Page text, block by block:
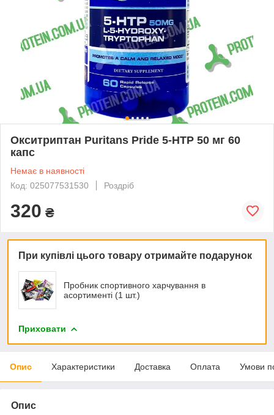
Окситриптан Puritans Pride 5-HTP 50 мг 60
капс
Немає в наявності
Код: 025077531530
Роздріб
320 ₴
При купівлі цього товару отримайте подарунок
Пробник спортивного харчування в
асортименті (1 шт.)
Приховати
Опис Характеристики Доставка Оплата Умови
Опис